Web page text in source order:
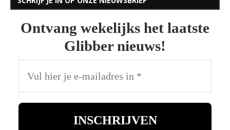
Ontvang wekelijks het laatste
Glibber nieuws!